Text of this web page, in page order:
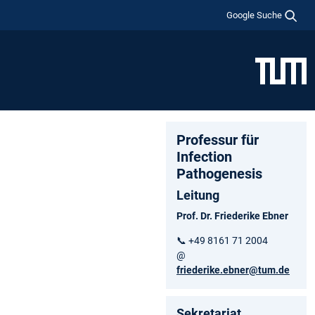
Google Suche
Professur für
Infection
Pathogenesis
Leitung
Prof. Dr. Friederike Ebner
📞 +49 8161 71 2004
@
friederike.ebner@tum.de